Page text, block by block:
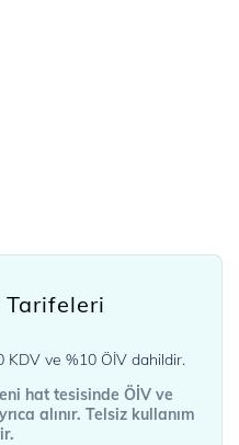
Tarifeleri
KDV ve %10 ÖİV dahildir.
hat tesisinde ÖİV ve
alınır. Telsiz kullanım